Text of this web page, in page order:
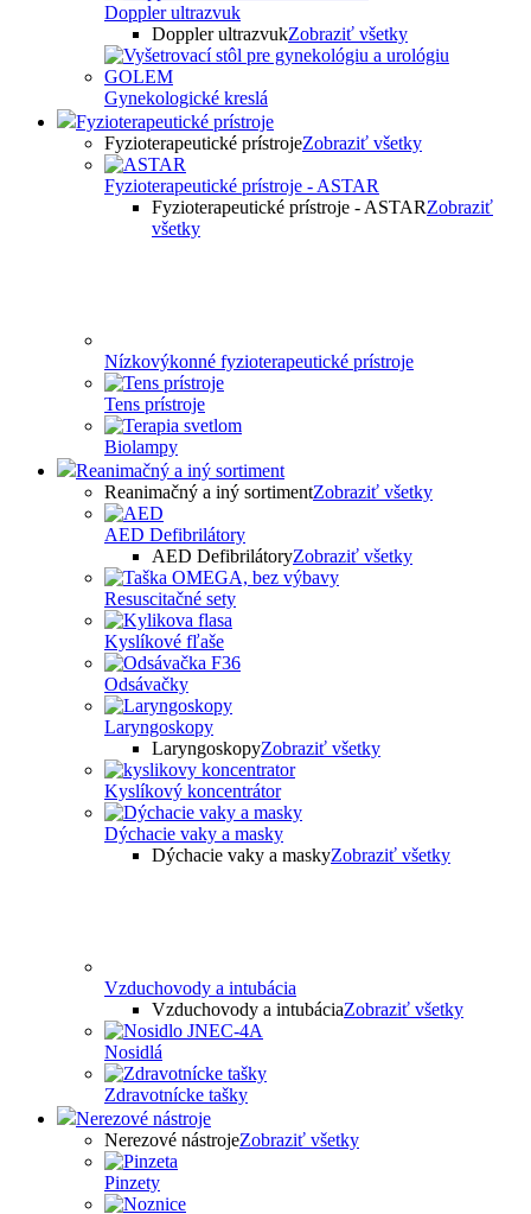
Doppler ultrazvuk
Doppler ultrazvukZobraziť všetky
Gynekologické kreslá
Fyzioterapeutické prístroje
Fyzioterapeutické prístrojeZobraziť všetky
Fyzioterapeutické prístroje - ASTAR
Fyzioterapeutické prístroje - ASTARZobraziť
všetky
Nízkovýkonné fyzioterapeutické prístroje
Tens prístroje
Biolampy
Reanimačný a iný sortiment
Reanimačný a iný sortimentZobraziť všetky
AED Defibrilátory
AED DefibrilátoryZobraziť všetky
Resuscitačné sety
Kyslíkové fľaše
Odsávačky
Laryngoskopy
LaryngoskopyZobraziť všetky
Kyslíkový koncentrátor
Dýchacie vaky a masky
Dýchacie vaky a maskyZobraziť všetky
Vzduchovody a intubácia
Vzduchovody a intubáciaZobraziť všetky
Nosidlá
Zdravotnícke tašky
Nerezové nástroje
Nerezové nástrojeZobraziť všetky
Pinzety